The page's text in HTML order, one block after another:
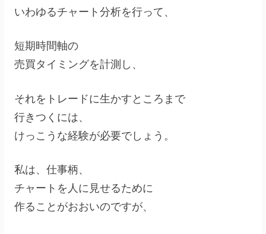
いわゆるチャート分析を行って、
短期時間軸の
売買タイミングを計測し、
それをトレードに生かすところまで
行きつくには、
けっこうな経験が必要でしょう。
私は、仕事柄、
チャートを人に見せるために
作ることがおおいのですが、